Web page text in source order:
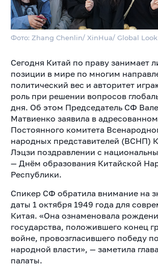
Фото: Zhang Chenlin/ XinHua/ Global Look
Сегодня Китай по праву занимает
позиции в мире по многим
политический вес и авторитет
роль при решении вопросов
дня. Об этом Председатель СФ
Матвиенко заявила в адресованном
Постоянного комитета
народных представителей (ВСНП)
Лэцзи поздравлении с
— Днём образования Китайской
Республики.
Спикер СФ обратила внимание на
даты 1 октября 1949 года для
Китая. «Она ознаменовала
государства, положившего конец
войне, провозгласившего победу
народной власти», — заметила
палаты.